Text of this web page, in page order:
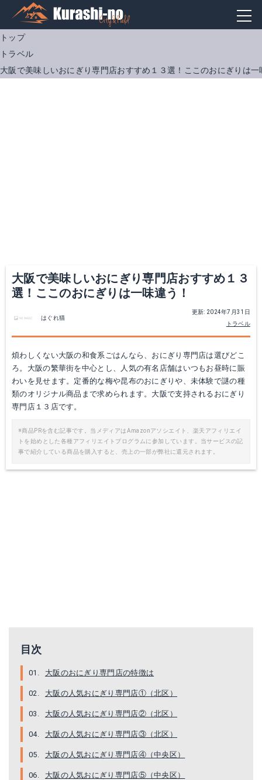
トップ
トラベル
大阪で美味しいおにぎり専門店おすすめ１３選！ここのおにぎりは一
大阪で美味しいおにぎり専門店おすすめ１３
選！ここのおにぎりは一味違う！
更新: 2024年7月31日
トラベル
はぐれ猫
煩わしくない大阪の和食系ごはんなら、おにぎり専門店は選びどこ
ろ。大阪の繁華街を中心とし、人気の有名店舗はいつもお昼時に賑
わいを見せます。定番的な梅や昆布のおにぎりや、未体験で謎の種
類のオリジナル商品まで求められます。大阪で支持されるおにぎり
専門店１３店です。
※商品PRを含む記事です。当メディアはAmazonアソシエイト、楽天アフィリエイ
トを始めとした各種アフィリエイトプログラムに参加しています。当サービスの記
事で紹介している商品を購入すると、売上の一部が弊社に還元されます。
目次
大阪のおにぎり専門店の特徴は
大阪の人気おにぎり専門店①（北区）
大阪の人気おにぎり専門店②（北区）
大阪の人気おにぎり専門店③（北区）
大阪の人気おにぎり専門店④（中央区）
大阪の人気おにぎり専門店⑤（中央区）